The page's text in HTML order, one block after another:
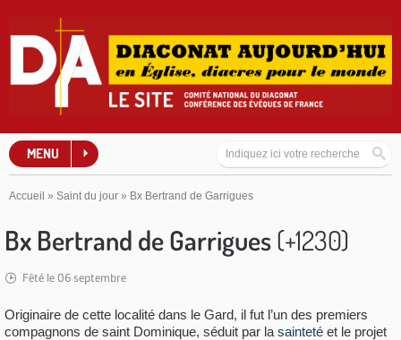
MENU
Accueil » Saint du jour » Bx Bertrand de Garrigues
Bx Bertrand de Garrigues(+1230)
Fêté le 06 septembre
Originaire de cette localité dans le Gard, il fut l’un des premiers
compagnons de saint Dominique, séduit par la sainteté et le projet